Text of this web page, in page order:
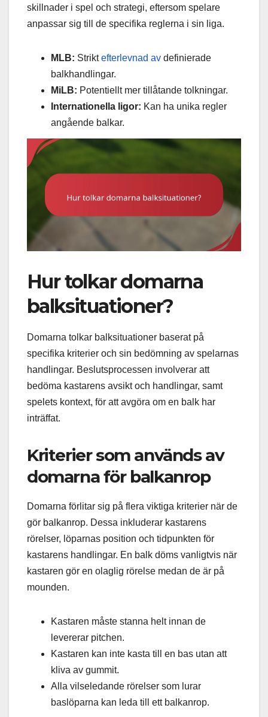
skillnader i spel och strategi, eftersom spelare
anpassar sig till de specifika reglerna i sin liga.
MLB: Striktefterlevnad av definierade
balkhandlingar.
MiLB: Potentiellt mer tillåtande tolkningar.
Internationella ligor: Kan ha unika regler
angående balkar.
Hur tolkar domarna
balksituationer?
Domarna tolkar balksituationer baserat på
specifika kriterier och sin bedömning av spelarnas
handlingar. Beslutsprocessen involverar att
bedöma kastarens avsikt och handlingar, samt
spelets kontext, för att avgöra om en balk har
inträffat.
Kriterier som används av
domarna för balkanrop
Domarna förlitar sig på flera viktiga kriterier när de
gör balkanrop. Dessa inkluderar kastarens
rörelser, löparnas position och tidpunkten för
kastarens handlingar. En balk döms vanligtvis när
kastaren gör en olaglig rörelse medan de är på
mounden.
Kastaren måste stanna helt innan de
levererar pitchen.
Kastaren kan inte kasta till en bas utan att
kliva av gummit.
Alla vilseledande rörelser som lurar
baslöparna kan leda till ett balkanrop.